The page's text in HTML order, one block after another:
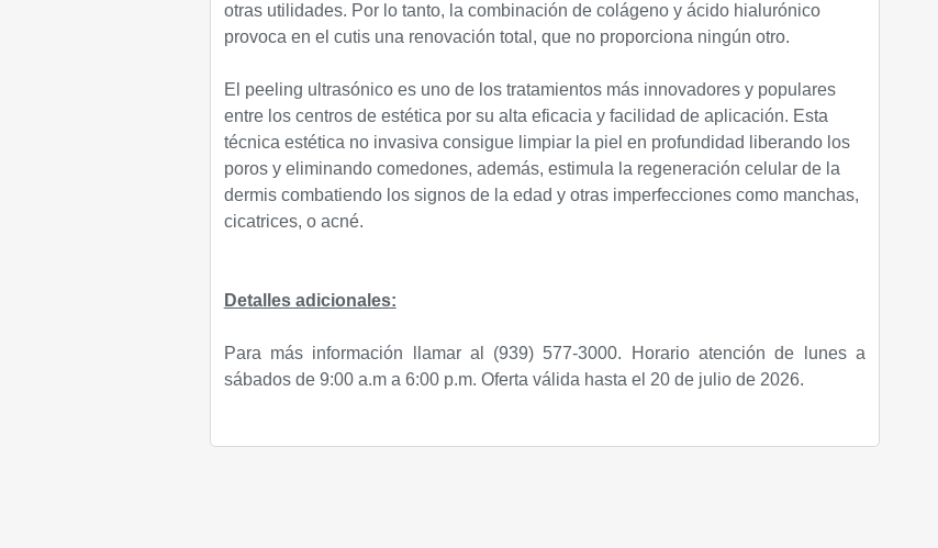
otras utilidades. Por lo tanto, la combinación de colágeno y ácido hialurónico
provoca en el cutis una renovación total, que no proporciona ningún otro.
El peeling ultrasónico es uno de los tratamientos más innovadores y populares
entre los centros de estética por su alta eficacia y facilidad de aplicación. Esta
técnica estética no invasiva consigue limpiar la piel en profundidad liberando los
poros y eliminando comedones, además, estimula la regeneración celular de la
dermis combatiendo los signos de la edad y otras imperfecciones como manchas,
cicatrices, o acné.
Detalles adicionales:
Para más información llamar al (939) 577-3000. Horario atención de lunes a
sábados de 9:00 a.m a 6:00 p.m. Oferta válida hasta el 20 de julio de 2026.